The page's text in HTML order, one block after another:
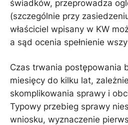
świadków, przeprowadza
(szczególnie przy
właściciel wpisany w KW
a sąd ocenia spełnienie
Czas trwania postępowania
miesięcy do kilku lat,
skomplikowania sprawy i
Typowy przebieg sprawy
wniosku, wyznaczenie